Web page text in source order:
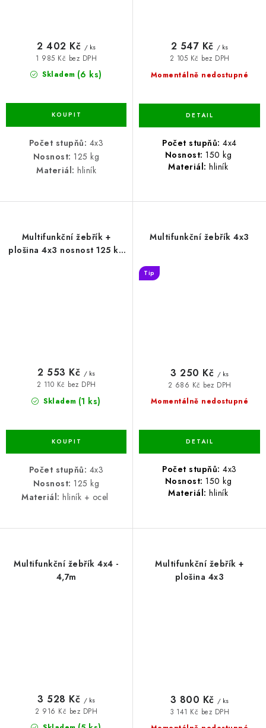
Skladem (6 ks)
1 985 Kč bez DPH
2 402 Kč / ks
Počet stupňů: 4x3
Nosnost: 125 kg
Materiál: hliník
Momentálně nedostupné
2 105 Kč bez DPH
2 547 Kč / ks
Počet stupňů: 4x4
Nosnost: 150 kg
Materiál: hliník
Multifunkční žebřík +
plošina 4x3 nosnost 125 kg
Skladem (1 ks)
2 110 Kč bez DPH
2 553 Kč / ks
Počet stupňů: 4x3
Nosnost: 125 kg
Materiál: hliník + ocel
Multifunkční žebřík 4x3
Tip
Momentálně nedostupné
2 686 Kč bez DPH
3 250 Kč / ks
Počet stupňů: 4x3
Nosnost: 150 kg
Materiál: hliník
Multifunkční žebřík 4x4 -
4,7m
2 916 Kč bez DPH
3 528 Kč / ks
Multifunkční žebřík +
plošina 4x3
3 141 Kč bez DPH
3 800 Kč / ks